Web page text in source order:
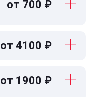
от 700 ₽
от 4100 ₽
от 1900 ₽